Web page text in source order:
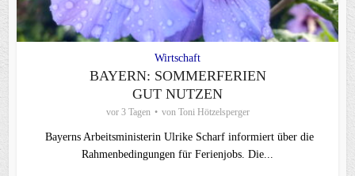
Wirtschaft
BAYERN: SOMMERFERIEN
GUT NUTZEN
vor 3 Tagen von Toni Hötzelsperger
Bayerns Arbeitsministerin Ulrike Scharf informiert über die
Rahmenbedingungen für Ferienjobs. Die...